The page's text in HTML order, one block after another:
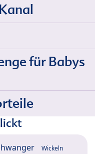
für Babys
Wickeln